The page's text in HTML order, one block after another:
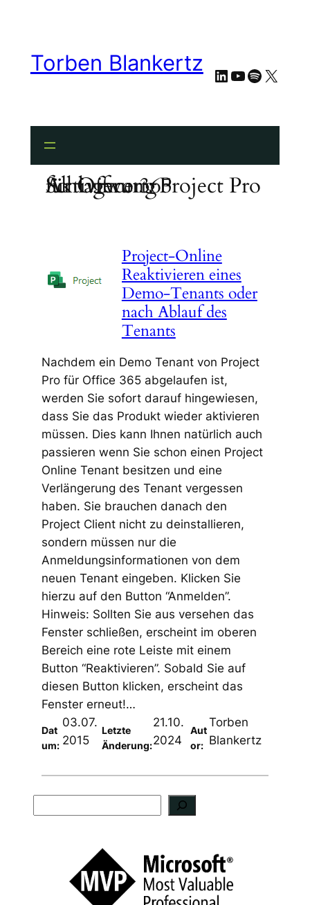
springenTorben Blankertz LinkedIn
YouTube
Spotify
X
Schlagwort:
Project Pro für Office 365 Aktivierung
Project-Online
Reaktivieren eines
Demo-Tenants oder
nach Ablauf des
Tenants
Nachdem ein Demo Tenant von Project
Pro für Office 365 abgelaufen ist,
werden Sie sofort darauf hingewiesen,
dass Sie das Produkt wieder aktivieren
müssen. Dies kann Ihnen natürlich auch
passieren wenn Sie schon einen Project
Online Tenant besitzen und eine
Verlängerung des Tenant vergessen
haben. Sie brauchen danach den
Project Client nicht zu deinstallieren,
sondern müssen nur die
Anmeldungsinformationen von dem
neuen Tenant eingeben. Klicken Sie
hierzu auf den Button “Anmelden”.
Hinweis: Sollten Sie aus versehen das
Fenster schließen, erscheint im oberen
Bereich eine rote Leiste mit einem
Button “Reaktivieren”. Sobald Sie auf
diesen Button klicken, erscheint das
Fenster erneut!…
Dat
um:
03.07.
2015
Letzte
Änderung:
21.10.
2024
Aut
or:
Torben
Blankertz